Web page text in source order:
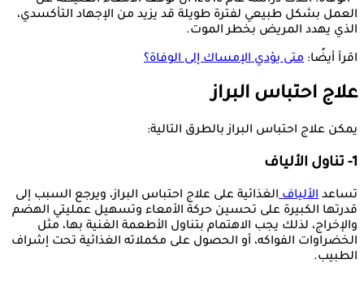
العمل بشكل طبيعي لفترة طويلة قد يزيد من الإجهاد التأكسدي،
الذي يهدد المريض بخطر الموت.
اقرأ أيضًا: متى يؤدي الإمساك إلى الوفاة؟
علاج احتباس البراز
يمكن علاج احتباس البراز بالطرق التالية:
1- تناول الألياف
تساعد الأليافالغذائية على علاج احتباس البراز، ويرجع السبب إلى
قدرتها الكبيرة على تحسين حركة الأمعاء وتسهيل عمليتي الهضم
والإخراج، لذلك يجب الاهتمام بتناول الأطعمة الغنية بها، مثل
الخضراوات الفواكه، أو الحصول على مكملاته الغذائية تحت إشراف
الطبيب.